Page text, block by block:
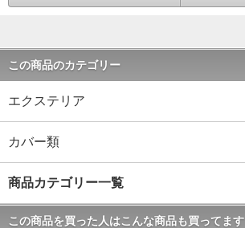
この商品のカテゴリー
エクステリア
カバー類
商品カテゴリー一覧
この商品を買った人はこんな商品も買ってます